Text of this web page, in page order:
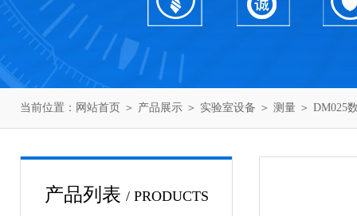
当前位置： 网站首页 ＞ 产品展示 ＞ 实验室设备 ＞ 测量 ＞ DM025
产品列表 / PRODUCTS